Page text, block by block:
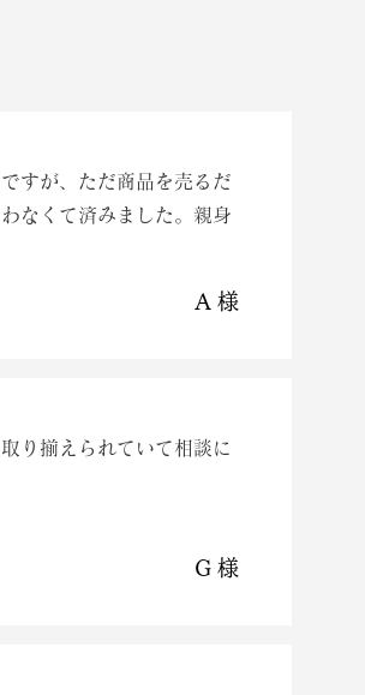
すが、ただ商品を売るだ
なくて済みました。親身
A 様
り揃えられていて相談に
G 様